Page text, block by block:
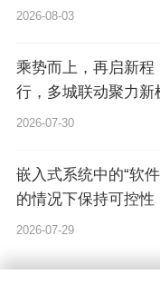
2026-08-03
乘势而上，再启新程
行，多城联动聚力新
2026-07-30
嵌入式系统中的“软
的情况下保持可控性
2026-07-29